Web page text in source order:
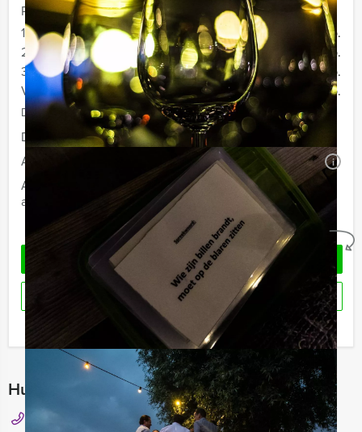
Prijs :
12 - 19 personen
€ 36,50 p.p.
20 - 29 personen
€ 33,50 p.p.
30 - 39 personen
€ 29,50 p.p.
Vanaf 40 personen
€ 27,50 p.p.
De prijzen zijn exclusief BTW
Duur:
2 uur
Aantal:
Minimaal 12 personen i
Afhankelijk van de in overleg gekozen locatie voor uw
arrangement kan een extra zaalhuur worden berekend
Geheel vrijblijvend
OFFERTE AANVRAGEN
RESERVEREN
Ik heb een vraag over dit uitje
Hulp nodig bij het kiezen?